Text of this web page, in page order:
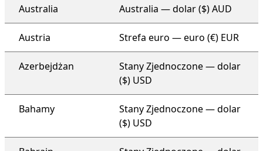
Australia Australia — dolar ($) AUD
Austria Strefa euro — euro (€) EUR
Azerbejdżan
Stany Zjednoczone — dolar
($) USD
Bahamy
Stany Zjednoczone — dolar
($) USD